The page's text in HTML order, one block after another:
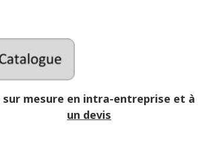
mesure en intra-entreprise et à
un devis